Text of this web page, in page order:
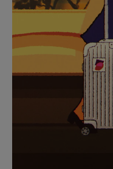
SIE,
UMDER